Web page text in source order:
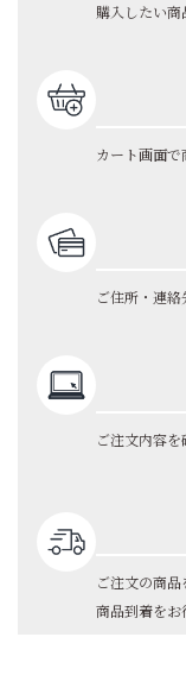
購入したい商
カート画面で
ご住所・連絡
ご注文内容を
ご注文の商品
商品到着をお